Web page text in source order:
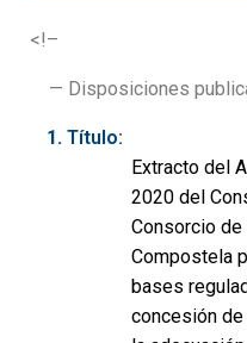
<!–
— Disposiciones
Título:
Extracto del
2020 del
Consorcio
Compostela
bases
concesión